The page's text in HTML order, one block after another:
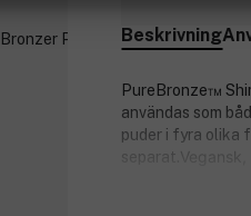
Beskrivning
PureBronze™
användas som
puder i fyra olika
separat.